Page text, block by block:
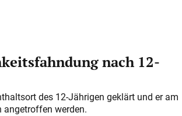
nach 12-
des 12-Jährigen geklärt und er am
werden.